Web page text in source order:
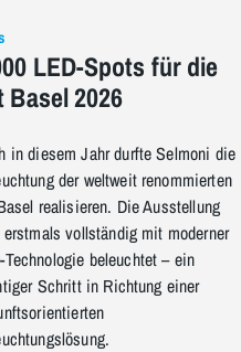
LED-Spots für die
Basel 2026
in diesem Jahr durfte Selmoni die
der weltweit renommierten
realisieren. Die Ausstellung
vollständig mit moderner
Technologie beleuchtet – ein
Schritt in Richtung einer